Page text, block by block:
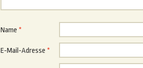
Name *
E-Mail-Adresse *